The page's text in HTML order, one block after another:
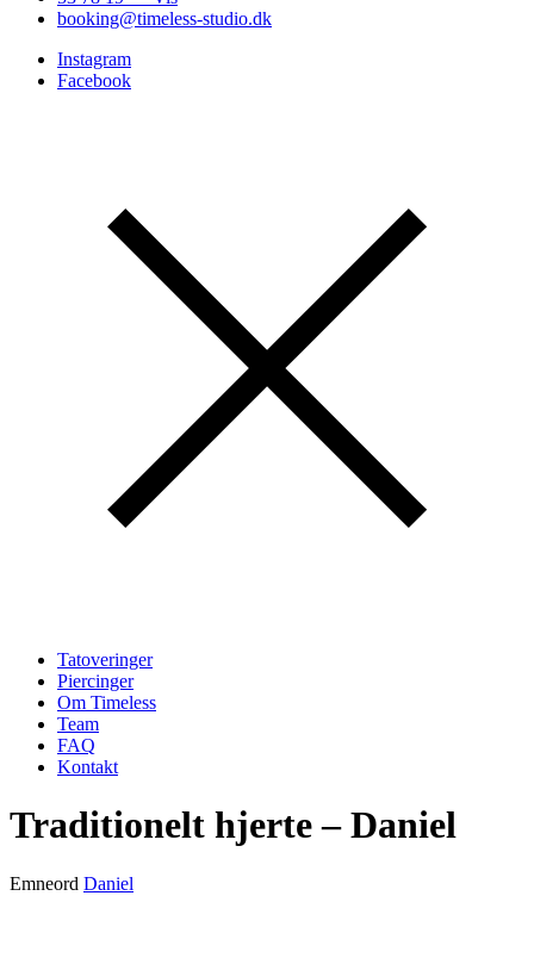
booking@timeless-studio.dk
Instagram
Facebook
Tatoveringer
Piercinger
Om Timeless
Team
FAQ
Kontakt
Traditionelt hjerte – Daniel
Emneord Daniel